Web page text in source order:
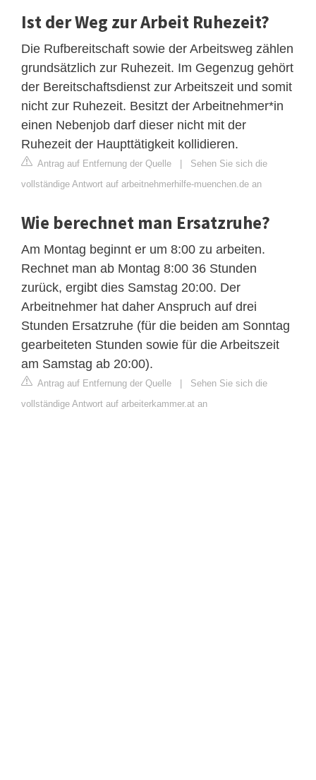
Ist der Weg zur Arbeit Ruhezeit?
Die Rufbereitschaft sowie der Arbeitsweg zählen
grundsätzlich zur Ruhezeit. Im Gegenzug gehört
der Bereitschaftsdienst zur Arbeitszeit und somit
nicht zur Ruhezeit. Besitzt der Arbeitnehmer*in
einen Nebenjob darf dieser nicht mit der
Ruhezeit der Haupttätigkeit kollidieren.
Antrag auf Entfernung der Quelle | Sehen Sie sich die
vollständige Antwort auf arbeitnehmerhilfe-muenchen.de an
Wie berechnet man Ersatzruhe?
Am Montag beginnt er um 8:00 zu arbeiten.
Rechnet man ab Montag 8:00 36 Stunden
zurück, ergibt dies Samstag 20:00. Der
Arbeitnehmer hat daher Anspruch auf drei
Stunden Ersatzruhe (für die beiden am Sonntag
gearbeiteten Stunden sowie für die Arbeitszeit
am Samstag ab 20:00).
Antrag auf Entfernung der Quelle | Sehen Sie sich die
vollständige Antwort auf arbeiterkammer.at an